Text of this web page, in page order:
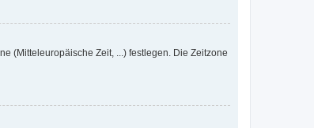
(Mitteleuropäische Zeit, ...) festlegen. Die Zeitzone